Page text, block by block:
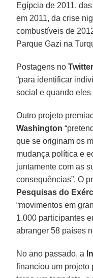
Egípcia de 2011,
em 2011, da crise
combustíveis de
Parque Gazi na
Postagens noTwitter
“para identificar
social e quando eles
Outro projeto
Washington
que se originam os
mudança política e
juntamente com as
consequências”. O
Pesquisas do
“movimentos em
1.000 participantes
abranger 58 países
No ano passado, a
financiou um projeto